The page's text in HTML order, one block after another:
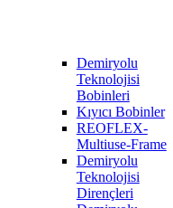
Demiryolu
Teknolojisi
Bobinleri
Kıyıcı Bobinler
REOFLEX-
Multiuse-Frame
Demiryolu
Teknolojisi
Dirençleri